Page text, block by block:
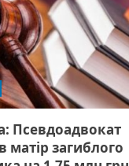
Псевдоадвокат
матір загиблого